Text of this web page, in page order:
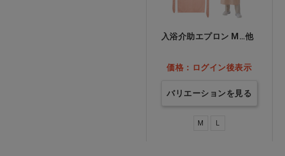
入浴介助エプロン M…他
価格：ログイン後表示
バリエーションを見る
M L